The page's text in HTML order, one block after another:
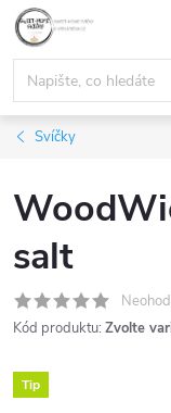
Přejít
obsah
Svíčky
salt
Kód produktu: Zvolte
Tip